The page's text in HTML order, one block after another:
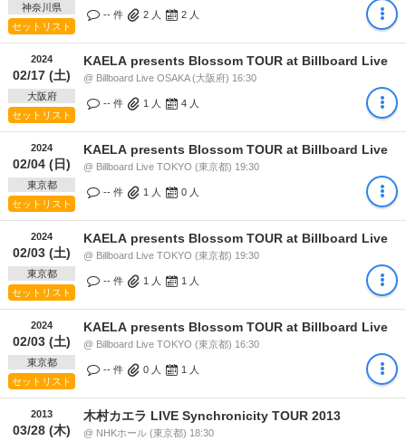
神奈川県
セットリスト
-- 件 2 人 2 人
2024
02/17 (土)
大阪府
セットリスト
KAELA presents Blossom TOUR at Billboard Live
@ Billboard Live OSAKA (大阪府) 16:30
-- 件 1 人 4 人
2024
02/04 (日)
東京都
セットリスト
KAELA presents Blossom TOUR at Billboard Live
@ Billboard Live TOKYO (東京都) 19:30
-- 件 1 人 0 人
2024
02/03 (土)
東京都
セットリスト
KAELA presents Blossom TOUR at Billboard Live
@ Billboard Live TOKYO (東京都) 19:30
-- 件 1 人 1 人
2024
02/03 (土)
東京都
セットリスト
KAELA presents Blossom TOUR at Billboard Live
@ Billboard Live TOKYO (東京都) 16:30
-- 件 0 人 1 人
2013
03/28 (木)
木村カエラ LIVE Synchronicity TOUR 2013
@ NHKホール (東京都) 18:30